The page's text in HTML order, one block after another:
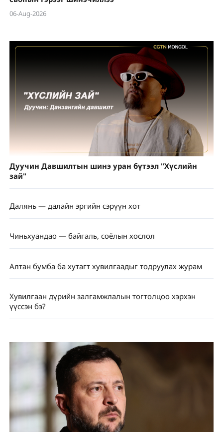
06-Aug-2026
Дуучин Давшилтын шинэ уран бүтээл "Хүслийн
зай"
Далянь — далайн эргийн сэрүүн хот
Чиньхуандао — байгаль, соёлын хослол
Алтан бумба ба хутагт хувилгаадыг тодруулах журам
Хувилгаан дүрийн залгамжлалын тогтолцоо хэрхэн
үүссэн бэ?